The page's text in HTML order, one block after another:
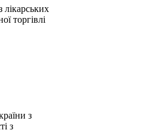
торгівлі
з
з